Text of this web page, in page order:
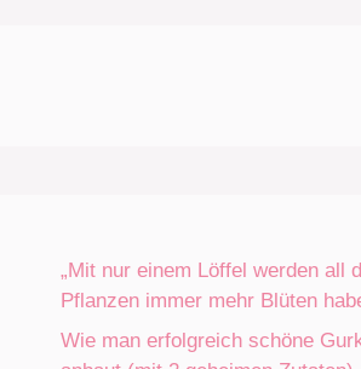
„Mit nur einem Löffel werden all
Pflanzen immer mehr Blüten
Wie man erfolgreich schöne